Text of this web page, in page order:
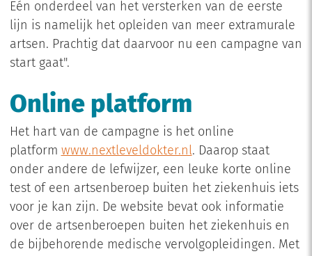
Eén onderdeel van het versterken van de eerste
lijn is namelijk het opleiden van meer extramurale
artsen. Prachtig dat daarvoor nu een campagne van
start gaat".
Online platform
Het hart van de campagne is het online
platform www.nextleveldokter.nl. Daarop staat
onder andere de lefwijzer, een leuke korte online
test of een artsenberoep buiten het ziekenhuis iets
voor je kan zijn. De website bevat ook informatie
over de artsenberoepen buiten het ziekenhuis en
de bijbehorende medische vervolgopleidingen. Met